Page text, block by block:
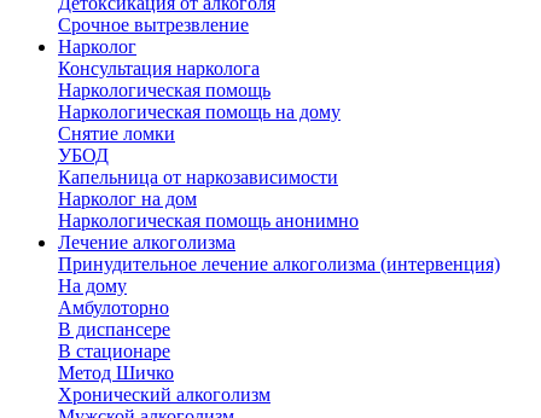
Срочное вытрезвление
Нарколог
Консультация нарколога
Наркологическая помощь
Наркологическая помощь на дому
Снятие ломки
УБОД
Капельница от наркозависимости
Нарколог на дом
Наркологическая помощь анонимно
Лечение алкоголизма
Принудительное лечение алкоголизма (интервенция)
На дому
Амбулоторно
В диспансере
В стационаре
Метод Шичко
Хронический алкоголизм